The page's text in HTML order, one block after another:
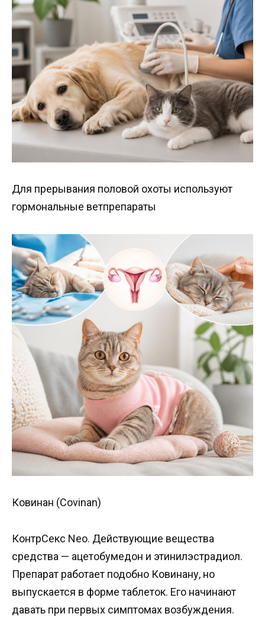
Для прерывания половой охоты используют
гормональные ветпрепараты
Ковинан (Covinan)
КонтрСекс Neo. Действующие вещества
средства — ацетобумедон и этинилэстрадиол.
Препарат работает подобно Ковинану, но
выпускается в форме таблеток. Его начинают
давать при первых симптомах возбуждения.